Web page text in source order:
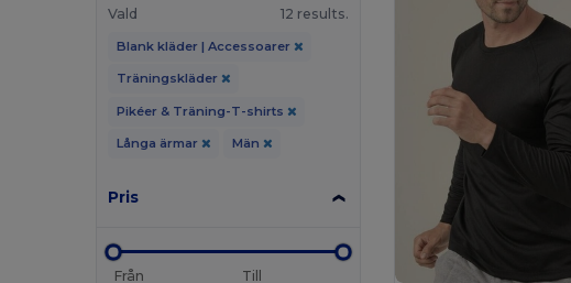
Vald
12 results.
Blank kläder | Accessoarer
Träningskläder
Pikéer & Träning-T-shirts
Långa ärmar Män
Pris
Från
Till